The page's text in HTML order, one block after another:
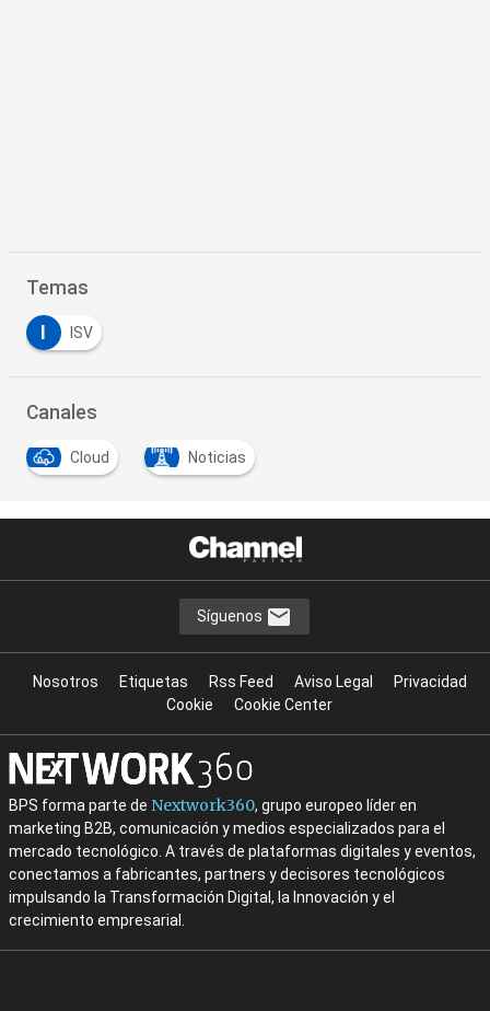
Temas
ISV
Canales
Cloud Noticias
Síguenos
Nosotros Etiquetas Rss Feed Aviso Legal
Privacidad
Cookie
Cookie Center
BPS forma parte de Nextwork360, grupo europeo líder en
marketing B2B, comunicación y medios especializados para el
mercado tecnológico. A través de plataformas digitales y eventos,
conectamos a fabricantes, partners y decisores tecnológicos
impulsando la Transformación Digital, la Innovación y el
crecimiento empresarial.